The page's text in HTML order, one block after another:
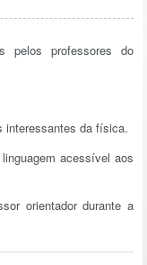
pelos professores do
interessantes da física.
acessível aos
orientador durante a